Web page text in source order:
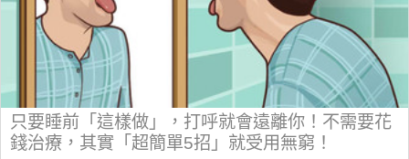
只要睡前「這樣做」，打呼就會遠離你！不需要花
錢治療，其實「超簡單5招」就受用無窮！